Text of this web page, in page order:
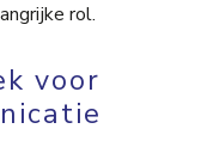
rol.
voor